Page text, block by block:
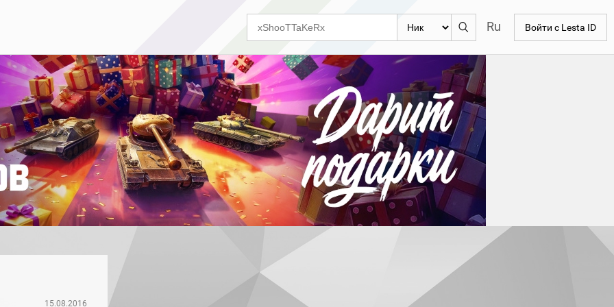
Ru Войти с Lesta ID
15.08.2016